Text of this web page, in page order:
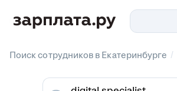
Поиск сотрудников в Екатеринбурге /